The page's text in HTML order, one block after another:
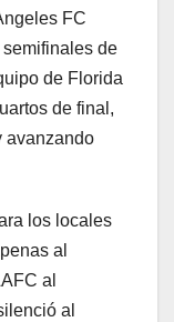
FC
de
de Florida
de final,
avanzando
los locales
al
al
al